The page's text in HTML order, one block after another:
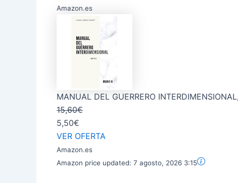
Amazon.es
MANUAL DEL GUERRERO
15,60€
5,50€
VER OFERTA
Amazon.es
Amazon price updated: 7 agosto, 2026 3:15